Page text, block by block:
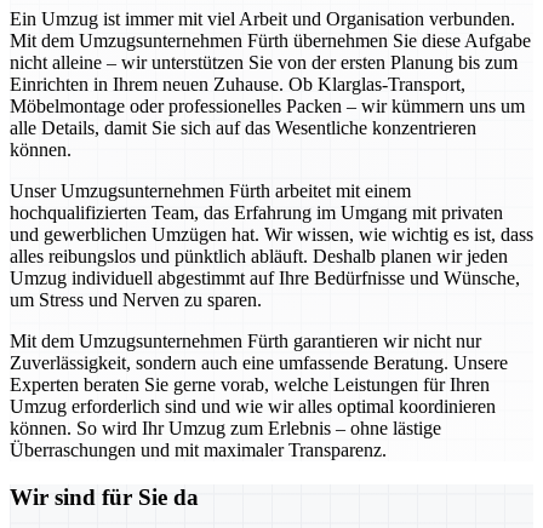
Ein Umzug ist immer mit viel Arbeit und Organisation verbunden.
Mit dem Umzugsunternehmen Fürth übernehmen Sie diese Aufgabe
nicht alleine – wir unterstützen Sie von der ersten Planung bis zum
Einrichten in Ihrem neuen Zuhause. Ob Klarglas-Transport,
Möbelmontage oder professionelles Packen – wir kümmern uns um
alle Details, damit Sie sich auf das Wesentliche konzentrieren
können.
Unser Umzugsunternehmen Fürth arbeitet mit einem
hochqualifizierten Team, das Erfahrung im Umgang mit privaten
und gewerblichen Umzügen hat. Wir wissen, wie wichtig es ist, dass
alles reibungslos und pünktlich abläuft. Deshalb planen wir jeden
Umzug individuell abgestimmt auf Ihre Bedürfnisse und Wünsche,
um Stress und Nerven zu sparen.
Mit dem Umzugsunternehmen Fürth garantieren wir nicht nur
Zuverlässigkeit, sondern auch eine umfassende Beratung. Unsere
Experten beraten Sie gerne vorab, welche Leistungen für Ihren
Umzug erforderlich sind und wie wir alles optimal koordinieren
können. So wird Ihr Umzug zum Erlebnis – ohne lästige
Überraschungen und mit maximaler Transparenz.
Wir sind für Sie da